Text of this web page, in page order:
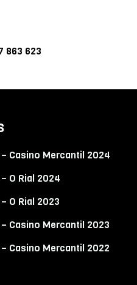
863 623
Casino Mercantil 2024
O Rial 2024
O Rial 2023
Casino Mercantil 2023
Casino Mercantil 2022